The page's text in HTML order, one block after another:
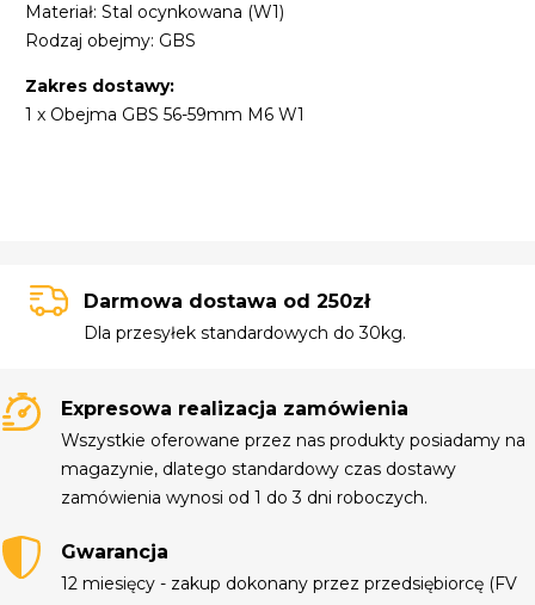
Materiał: Stal ocynkowana (W1)
Rodzaj obejmy: GBS
Zakres dostawy:
1 x Obejma GBS 56-59mm M6 W1
Darmowa dostawa od 250zł
Dla przesyłek standardowych do 30kg.
Expresowa realizacja zamówienia
Wszystkie oferowane przez nas produkty posiadamy na
magazynie, dlatego standardowy czas dostawy
zamówienia wynosi od 1 do 3 dni roboczych.
Gwarancja
12 miesięcy - zakup dokonany przez przedsiębiorcę (FV